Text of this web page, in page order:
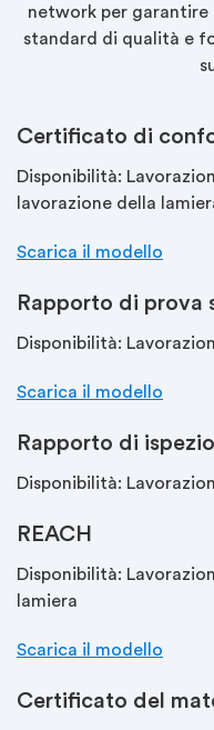
network per garantire
standard di qualità e
Certificato di
Disponibilità:
lavorazione della
Scarica il modello
Rapporto di prova
Disponibilità:
Scarica il modello
Rapporto di
Disponibilità:
REACH
Disponibilità:
lamiera
Scarica il modello
Certificato del